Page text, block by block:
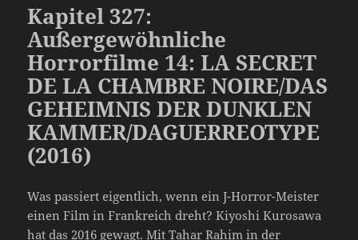
Kapitel 327:
Außergewöhnliche
Horrorfilme 14: LA SECRET
DE LA CHAMBRE NOIRE/DAS
GEHEIMNIS DER DUNKLEN
KAMMER/DAGUERREOTYPE
(2016)
Was passiert eigentlich, wenn ein J-Horror-Meister
einen Film in Frankreich dreht? Kiyoshi Kurosawa
hat das 2016 gewagt. Mit Tahar Rahim in der